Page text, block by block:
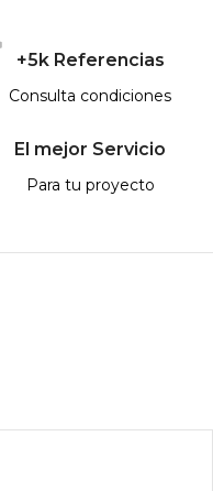
+5k Referencias
Consulta condiciones
El mejor Servicio
Para tu proyecto